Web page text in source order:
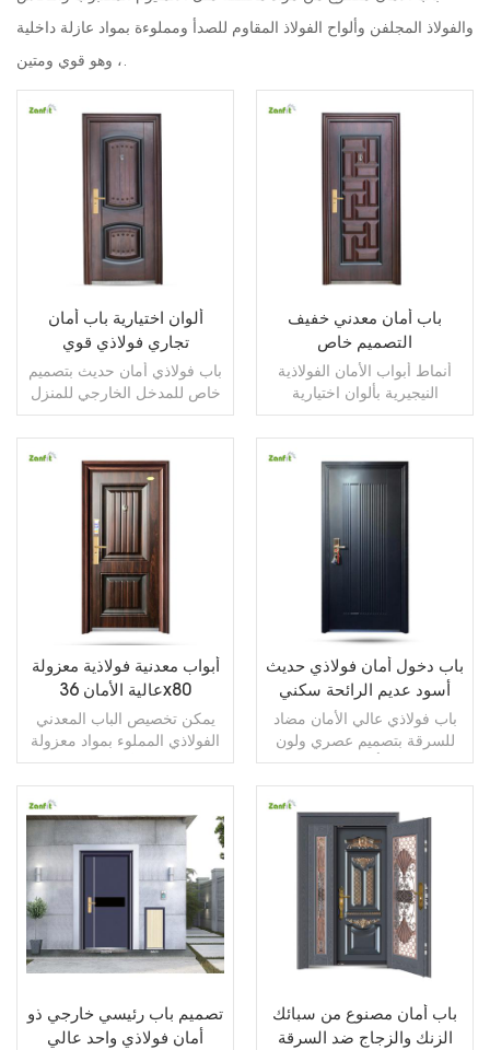
والفولاذ المجلفن وألواح الفولاذ المقاوم للصدأ ومملوءة بمواد عازلة داخلية
، وهو قوي ومتين.
ألوان اختيارية باب أمان
تجاري فولاذي قوي
باب فولاذي أمان حديث بتصميم
خاص للمدخل الخارجي للمنزل
اقرأ أكثر
باب أمان معدني خفيف
التصميم خاص
أنماط أبواب الأمان الفولاذية
النيجيرية بألوان اختيارية
أبواب معدنية فولاذية معزولة
عالية الأمان 36x80
يمكن تخصيص الباب المعدني
الفولاذي المملوء بمواد معزولة
عالية الأمان بحجم 36x80
اقرأ أكثر
باب دخول أمان فولاذي حديث
أسود عديم الرائحة سكني
باب فولاذي عالي الأمان مضاد
للسرقة بتصميم عصري ولون
أسود
اقرأ أكثر
تصميم باب رئيسي خارجي ذو
أمان فولاذي واحد عالي
باب أمان مصنوع من سبائك
الزنك والزجاج ضد السرقة